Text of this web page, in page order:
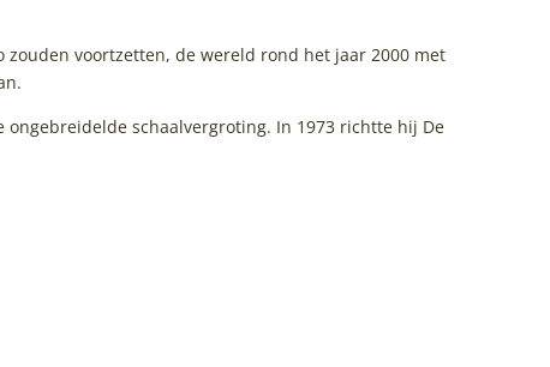
voortzetten, de wereld rond het jaar 2000 met
schaalvergroting. In 1973 richtte hij De